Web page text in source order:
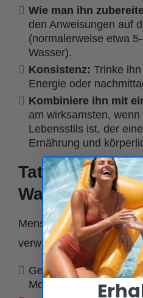
Wie man ihn
den Anweisungen auf
(normalerweise etwa
Wasser).
Konsistenz: Trinke
Energie oder
Kombiniere ihn mit
am wirksamsten,
Lebensstils ist, der
Ernährung und
Tatsächliche
Was können
Menschen, die Tees zur
verwenden, berichten oft:
Gewichtsverlust von 2
Monat, abhängig vom